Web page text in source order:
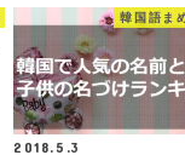
韓国語ま
2018.5.3